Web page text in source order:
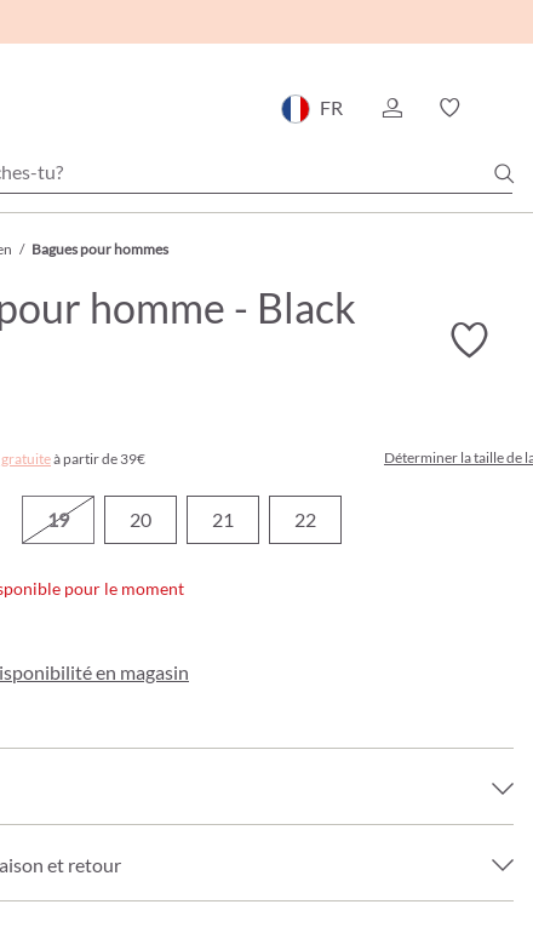
FR
/ Bagues pour hommes
homme - Black
à partir de 39€ Déterminer la taille de
19 20 21 22
pour le moment
en magasin
et retour